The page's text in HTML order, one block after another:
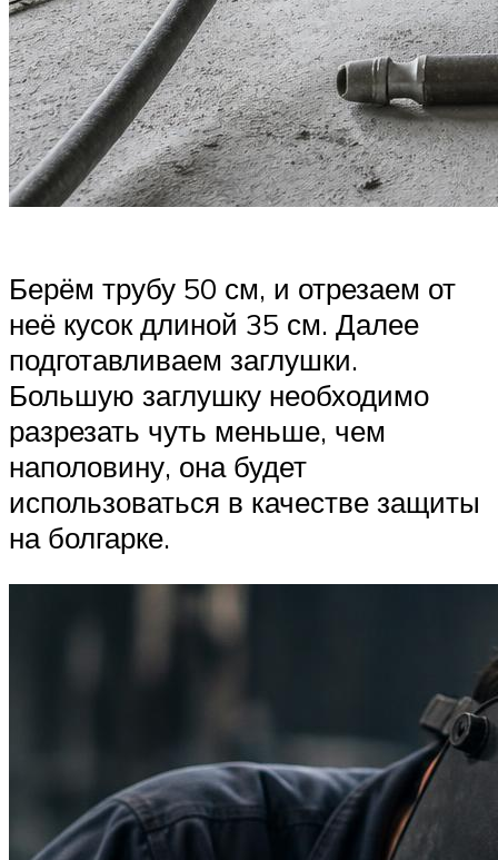
Берём трубу 50 см, и отрезаем от
неё кусок длиной 35 см. Далее
подготавливаем заглушки.
Большую заглушку необходимо
разрезать чуть меньше, чем
наполовину, она будет
использоваться в качестве защиты
на болгарке.